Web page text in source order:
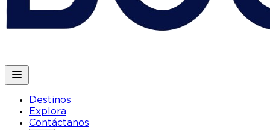
Destinos
Explora
Contáctanos